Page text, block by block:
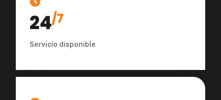
24/7
Servicio disponible